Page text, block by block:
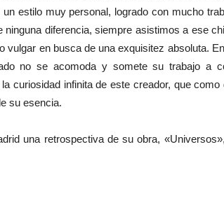
un estilo muy personal, logrado con mucho
diferencia, siempre asistimos a ese
en busca de una exquisitez absoluta.
no se acomoda y somete su trabajo a
curiosidad infinita de este creador, que
su esencia.
una retrospectiva de su obra,